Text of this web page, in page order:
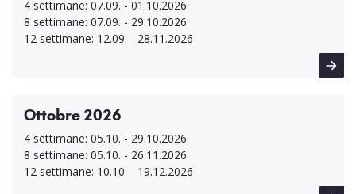
4 settimane: 07.09. - 01.10.2026
8 settimane: 07.09. - 29.10.2026
12 settimane: 12.09. - 28.11.2026
Ottobre 2026
4 settimane: 05.10. - 29.10.2026
8 settimane: 05.10. - 26.11.2026
12 settimane: 10.10. - 19.12.2026